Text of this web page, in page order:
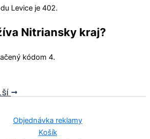
Levice je 402.
Nitriansky kraj?
kódom 4.
Objednávka reklamy
Košík